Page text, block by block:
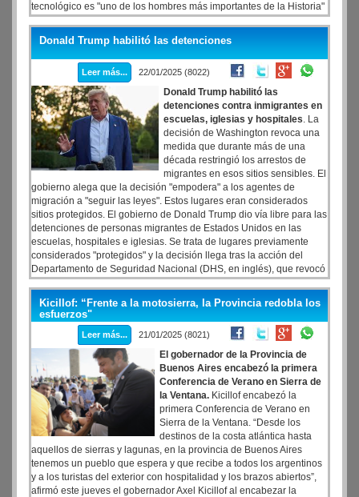
tecnológico es "uno de los hombres más importantes de la Historia"
y "está empujando el progreso humano a ritmos vertiginosos".
Donald Trump habilitó las detenciones
Leer más... 22/01/2025 (8022)
Donald Trump habilitó las
detenciones contra inmigrantes en
escuelas, iglesias y hospitales. La
decisión de Washington revoca una
medida que durante más de una
década restringió los arrestos de
migrantes en esos sitios sensibles. El
gobierno alega que la decisión "empodera" a los agentes de
migración a "seguir las leyes". Estos lugares eran considerados
sitios protegidos. El gobierno de Donald Trump dio vía libre para las
detenciones de personas migrantes de Estados Unidos en las
escuelas, hospitales e iglesias. Se trata de lugares previamente
considerados "protegidos" y la decisión llega tras la acción del
Departamento de Seguridad Nacional (DHS, en inglés), que revocó
una directriz de la Administración de Joe Biden que instruía a las
autoridades migratorias a evitar "redadas" en estos lugares o cerca
a ellos.
Kicillof: “Frente a la motosierra, la Provincia redobla los
esfuerzos"
Leer más... 21/01/2025 (8021)
El gobernador de la Provincia de
Buenos Aires encabezó la primera
Conferencia de Verano en Sierra de
la Ventana. Kicillof encabezó la
primera Conferencia de Verano en
Sierra de la Ventana. “Desde los
destinos de la costa atlántica hasta
aquellos de sierras y lagunas, en la provincia de Buenos Aires
tenemos un pueblo que espera y que recibe a todos los argentinos
y a los turistas del exterior con hospitalidad y los brazos abiertos”,
afirmó este jueves el gobernador Axel Kicillof al encabezar la